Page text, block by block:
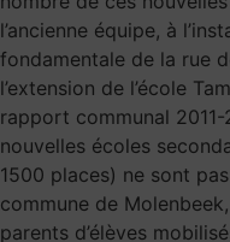
l’ancienne équipe, à
fondamentale de la rue
l’extension de l’école
rapport communal
nouvelles écoles
1500 places) ne sont
commune de
parents d’élèves